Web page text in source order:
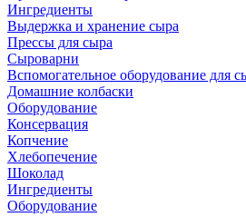
Ингредиенты
Выдержка и хранение сыра
Прессы для сыра
Сыроварни
Вспомогательное оборудование для
Домашние колбаски
Оборудование
Консервация
Копчение
Хлебопечение
Шоколад
Ингредиенты
Оборудование